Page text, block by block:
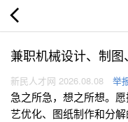
兼职机械设计、制
新民人才网 2026.08.08 举
急之所急，想之所想。
艺优化、图纸制作和分